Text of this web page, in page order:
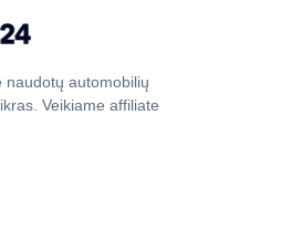
naudotų automobilių
Veikiame affiliate